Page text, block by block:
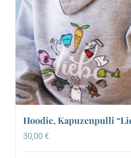
Hoodie, Kapuzenpulli
30,00 €